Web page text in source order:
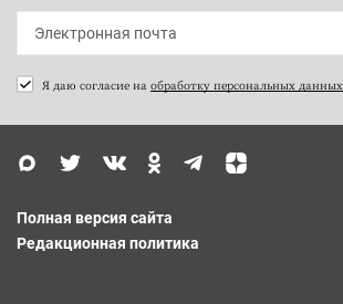
Я даю согласие на обработку персональных данных
Полная версия сайта
Редакционная политика